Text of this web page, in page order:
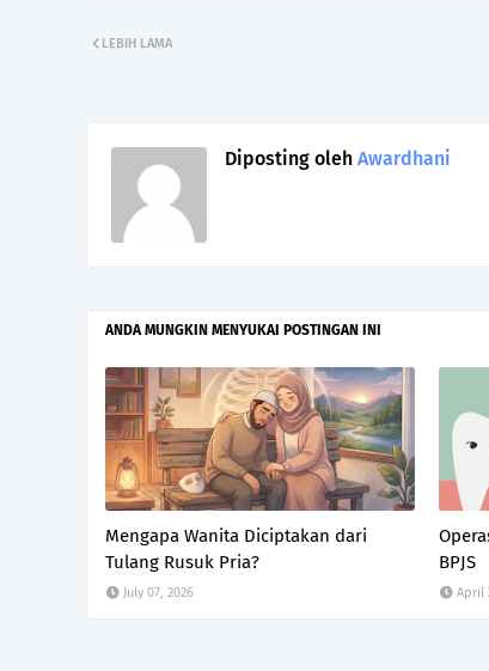
LEBIH LAMA
Diposting oleh Awardhani
ANDA MUNGKIN MENYUKAI POSTINGAN INI
Mengapa Wanita Diciptakan dari
Tulang Rusuk Pria?
July 07, 2026
BPJS
April